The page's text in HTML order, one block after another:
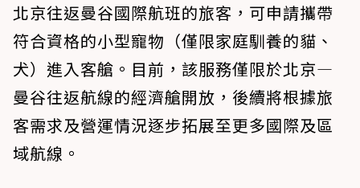
北京往返曼谷國際航班的旅客，可申請攜帶
符合資格的小型寵物（僅限家庭馴養的貓、
犬）進入客艙。目前，該服務僅限於北京—
曼谷往返航線的經濟艙開放，後續將根據旅
客需求及營運情況逐步拓展至更多國際及區
域航線。